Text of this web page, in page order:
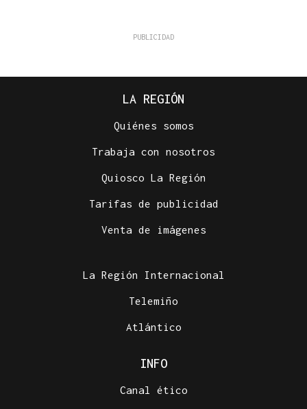
LA REGIÓN
Quiénes somos
Trabaja con nosotros
Quiosco La Región
Tarifas de publicidad
Venta de imágenes
La Región Internacional
Telemiño
Atlántico
INFO
Canal ético